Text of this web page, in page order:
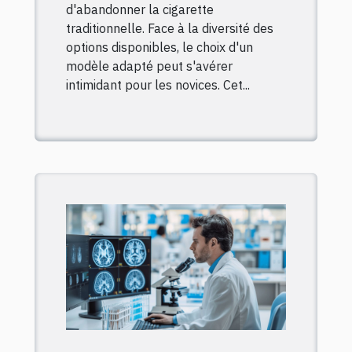
d'abandonner la cigarette
traditionnelle. Face à la diversité des
options disponibles, le choix d'un
modèle adapté peut s'avérer
intimidant pour les novices. Cet...